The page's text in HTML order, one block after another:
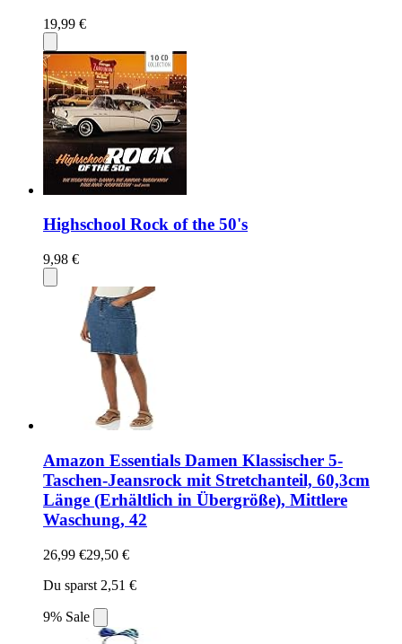
19,99 €
Highschool Rock of the 50's
9,98 €
Amazon Essentials Damen Klassischer 5-
Taschen-Jeansrock mit Stretchanteil, 60,3cm
Länge (Erhältlich in Übergröße), Mittlere
Waschung, 42
26,99 €29,50 €
Du sparst 2,51 €
9% Sale